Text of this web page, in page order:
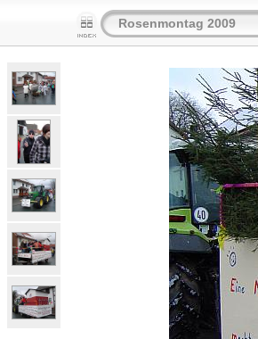
Rosenmontag 2009